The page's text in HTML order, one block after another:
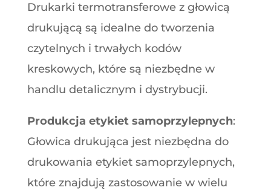
Drukarki termotransferowe z głowicą
drukującą są idealne do tworzenia
czytelnych i trwałych kodów
kreskowych, które są niezbędne w
handlu detalicznym i dystrybucji.
Produkcja etykiet samoprzylepnych:
Głowica drukująca jest niezbędna do
drukowania etykiet samoprzylepnych,
które znajdują zastosowanie w wielu